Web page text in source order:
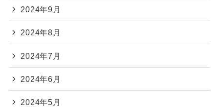
2024年9月
2024年8月
2024年7月
2024年6月
2024年5月